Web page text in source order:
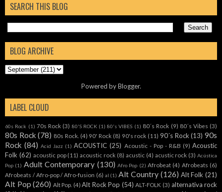
SEARCH THIS BLOG
BLOG ARCHIVE
Powered byBlogger.
LABEL CLOUD
60s Rock (1) 70s Rock (3) 80'S ROCK (1) 80's VIBES (1) 80´s Rock (9) 80´s Vibes (3)
80s Rock (78) 80s Rock. (4) 90' Rock (8) 90's rock (11) 90´s Rock (13) 90s
Rock (84) Acid Jazz (1) ACOUSTIC (25) Acoustic - Pop - R&B (9) Acoustic
Folk (62) acoustic pop (11) acoustic rock (8) acustic (4) acustic rock (3) Acústica
Pop (1) Adult Contemporary (130) Afro Pop (2) Afrobeat (4) Afrobeats (6)
Afrobeats / Afro-pop / Afro-fusion (6) al (1) Alt Country (126) Alt Folk (21)
Alt Pop (260) Alt Pop. (4) Alt Rock Pop (54) ALT-FOLK (3) alternativa rock